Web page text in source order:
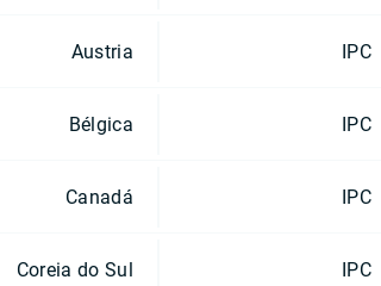
Austria IPC
Bélgica IPC
Canadá IPC
Coreia do Sul IPC